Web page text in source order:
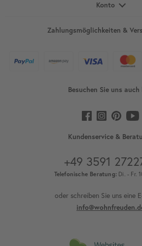
Konto
Zahlungsmöglichkeiten &
Besuchen Sie uns auch
Kundenservice &
+49 3591
Telefonische Beratung: Di. - Fr.
oder schreiben Sie uns eine